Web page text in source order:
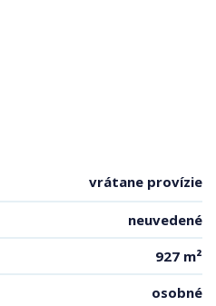
vrátane provízie
neuvedené
927 m²
osobné